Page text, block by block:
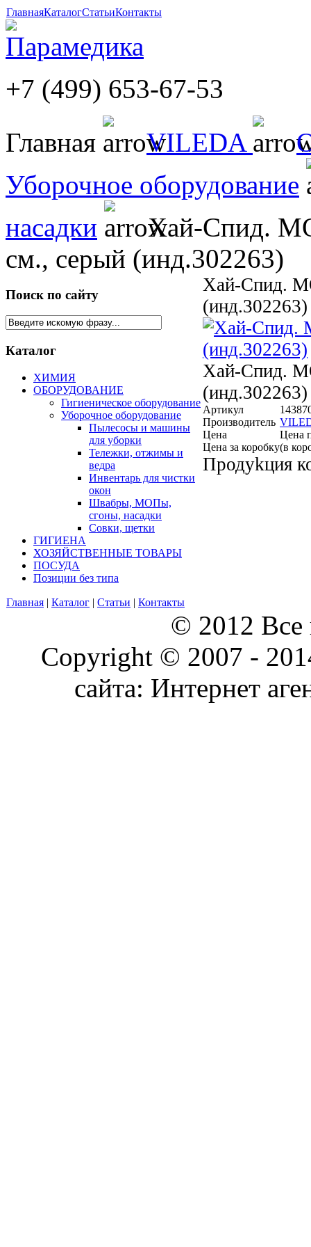
ГлавнаяКаталогСтатьиКонтакты
+7 (499) 653-67-53
Главная
VILEDA
Уборочное оборудование
насадки
Хай-Спид.
см., серый (инд.302263)
Поиск по сайту
Каталог
ХИМИЯ
ОБОРУДОВАНИЕ
Гигиеническое оборудование
Уборочное оборудование
Пылесосы и машины
для уборки
Тележки, отжимы и
ведра
Инвентарь для чистки
окон
Швабры, МОПы,
сгоны, насадки
Совки, щетки
ГИГИЕНА
ХОЗЯЙСТВЕННЫЕ ТОВАРЫ
ПОСУДА
Позиции без типа
Хай-Спид.
(инд.302263)
Хай-Спид.
(инд.302263)
Артикул
Производитель
Цена
Цена
Цена за коробку(в
Продуkция
Главная | Каталог | Статьи | Контакты
© 2012 Все
Copyright © 2007 -
сайта: Интернет